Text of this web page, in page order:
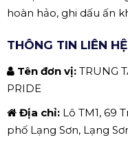
hoàn hảo, ghi dấu ấn
THÔNG TIN LIÊN
Tên đơn vị: TRUNG
PRIDE
Địa chỉ: Lô TM1, 69
phố Lạng Sơn, Lạng